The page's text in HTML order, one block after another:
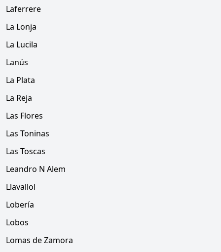
Laferrere
La Lonja
La Lucila
Lanús
La Plata
La Reja
Las Flores
Las Toninas
Las Toscas
Leandro N Alem
Llavallol
Lobería
Lobos
Lomas de Zamora